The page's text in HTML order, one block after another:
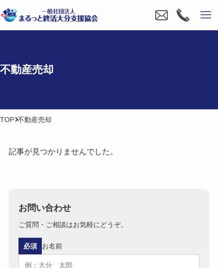
不動産売却
TOP 不動産売却
記事が見つかりませんでした。
お問い合わせ
ご質問・ご相談はお気軽にどうぞ。
お名前
必須